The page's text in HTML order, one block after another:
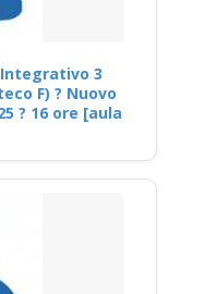
Integrativo 3
F) ? Nuovo
? 16 ore [aula